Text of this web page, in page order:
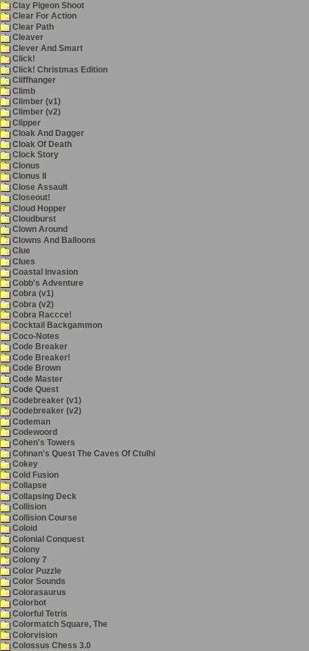
Clay Pigeon Shoot
Clear For Action
Clear Path
Cleaver
Clever And Smart
Click!
Click! Christmas Edition
Cliffhanger
Climb
Climber (v1)
Climber (v2)
Clipper
Cloak And Dagger
Cloak Of Death
Clock Story
Clonus
Clonus II
Close Assault
Closeout!
Cloud Hopper
Cloudburst
Clown Around
Clowns And Balloons
Clue
Clues
Coastal Invasion
Cobb's Adventure
Cobra (v1)
Cobra (v2)
Cobra Raccce!
Cocktail Backgammon
Coco-Notes
Code Breaker
Code Breaker!
Code Brown
Code Master
Code Quest
Codebreaker (v1)
Codebreaker (v2)
Codeman
Codewoord
Cohen's Towers
Cohnan's Quest The Caves Of Ctulhi
Cokey
Cold Fusion
Collapse
Collapsing Deck
Collision
Collision Course
Coloid
Colonial Conquest
Colony
Colony 7
Color Puzzle
Color Sounds
Colorasaurus
Colorbot
Colorful Tetris
Colormatch Square, The
Colorvision
Colossus Chess 3.0